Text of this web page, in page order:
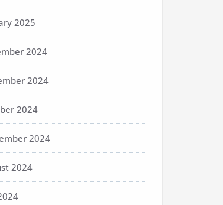
2025
2024
2024
2024
2024
2024